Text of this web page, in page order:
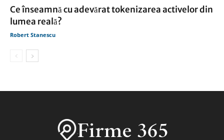
Ce înseamnă cu adevărat tokenizarea activelor din
lumea reală?
Robert Stanescu